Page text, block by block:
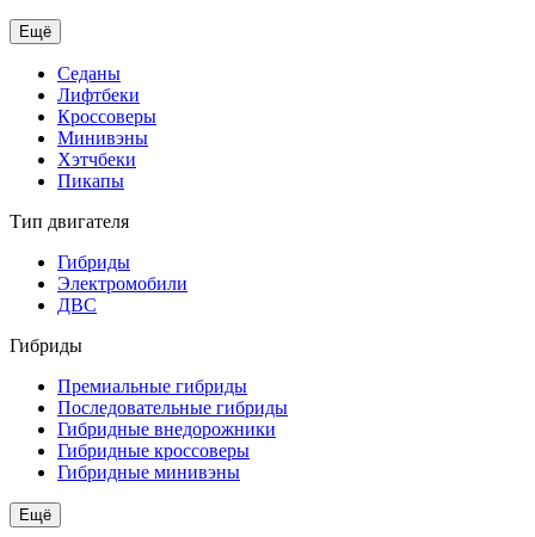
Ещё
Седаны
Лифтбеки
Кроссоверы
Минивэны
Хэтчбеки
Пикапы
Тип двигателя
Гибриды
Электромобили
ДВС
Гибриды
Премиальные гибриды
Последовательные гибриды
Гибридные внедорожники
Гибридные кроссоверы
Гибридные минивэны
Ещё